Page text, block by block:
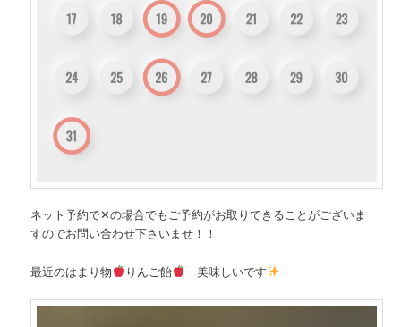
ネット予約で✕の場合でもご予約がお取りできることがございま
すのでお問い合わせ下さいませ！！
最近のはまり物 りんご飴 美味しいです